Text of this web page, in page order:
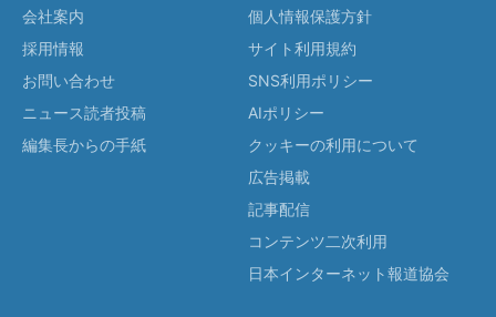
会社案内
採用情報
お問い合わせ
ニュース読者投稿
編集長からの手紙
個人情報保護方針
サイト利用規約
SNS利用ポリシー
AIポリシー
クッキーの利用について
広告掲載
記事配信
コンテンツ二次利用
日本インターネット報道協会